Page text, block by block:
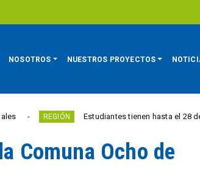
NOSOTROS NUESTROS PROYECTOS
REGIÓN Estudiantes tienen hasta el 28 de agosto
Comuna Ocho de